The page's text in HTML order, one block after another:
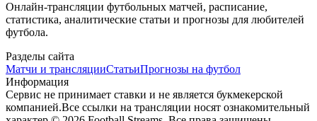
Онлайн-трансляции футбольных матчей, расписание,
статистика, аналитические статьи и прогнозы для любителей
футбола.
Разделы сайта
Матчи и трансляцииСтатьиПрогнозы на футбол
Информация
Сервис не принимает ставки и не является букмекерской
компанией.Все ссылки на трансляции носят ознакомительный